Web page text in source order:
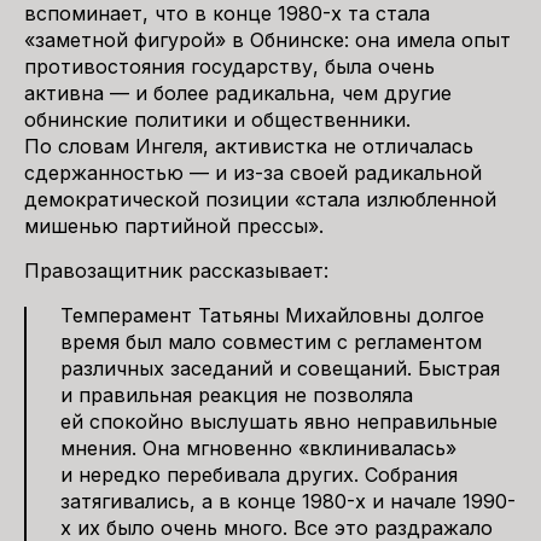
вспоминает, что в конце 1980-х та стала
«заметной фигурой» в Обнинске: она имела опыт
противостояния государству, была очень
активна — и более радикальна, чем другие
обнинские политики и общественники.
По словам Ингеля, активистка не отличалась
сдержанностью — и из-за своей радикальной
демократической позиции «стала излюбленной
мишенью партийной прессы».
Правозащитник рассказывает:
Темперамент Татьяны Михайловны долгое
время был мало совместим с регламентом
различных заседаний и совещаний. Быстрая
и правильная реакция не позволяла
ей спокойно выслушать явно неправильные
мнения. Она мгновенно «вклинивалась»
и нередко перебивала других. Собрания
затягивались, а в конце 1980-х и начале 1990-
х их было очень много. Все это раздражало